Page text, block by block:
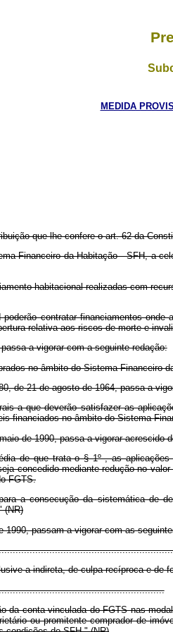
MEDIDA
que lhe confere o art. 62 da
da Habitação - SFH, a
habitacional realizadas com
contratar financiamentos onde a
relativa aos riscos de morte e
a vigorar com a seguinte redação:
no âmbito do Sistema Financeiro
21 de agosto de 1964, passa a
a que deverão satisfazer as
financiados no âmbito do Sistema
de 1990, passa a vigorar acrescido
de que trata o § 1º , as aplicações
concedido mediante redução no
FGTS.
a consecução da sistemática de
(NR)
passam a vigorar com as
a indireta, de culpa recíproca e de
da conta vinculada do FGTS nas
ou promitente comprador de